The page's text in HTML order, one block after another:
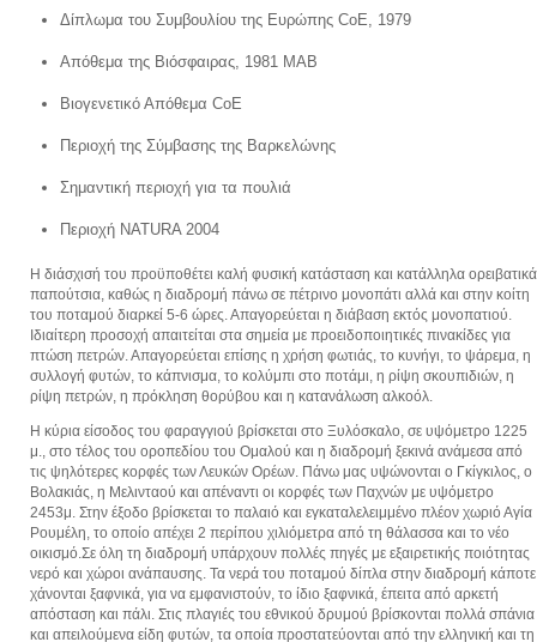
Δίπλωμα του Συμβουλίου της Ευρώπης CoE, 1979
Απόθεμα της Βιόσφαιρας, 1981 ΜΑΒ
Βιογενετικό Απόθεμα CoE
Περιοχή της Σύμβασης της Βαρκελώνης
Σημαντική περιοχή για τα πουλιά
Περιοχή NATURA 2004
Η διάσχισή του προϋποθέτει καλή φυσική κατάσταση και κατάλληλα ορειβατικά
παπούτσια, καθώς η διαδρομή πάνω σε πέτρινο μονοπάτι αλλά και στην κοίτη
του ποταμού διαρκεί 5-6 ώρες. Απαγορεύεται η διάβαση εκτός μονοπατιού.
Ιδιαίτερη προσοχή απαιτείται στα σημεία με προειδοποιητικές πινακίδες για
πτώση πετρών. Απαγορεύεται επίσης η χρήση φωτιάς, το κυνήγι, το ψάρεμα, η
συλλογή φυτών, το κάπνισμα, το κολύμπι στο ποτάμι, η ρίψη σκουπιδιών, η
ρίψη πετρών, η πρόκληση θορύβου και η κατανάλωση αλκοόλ.
Η κύρια είσοδος του φαραγγιού βρίσκεται στο Ξυλόσκαλο, σε υψόμετρο 1225
μ., στο τέλος του οροπεδίου του Ομαλού και η διαδρομή ξεκινά ανάμεσα από
τις ψηλότερες κορφές των Λευκών Ορέων. Πάνω μας υψώνονται ο Γκίγκιλος, ο
Βολακιάς, η Μελινταού και απέναντι οι κορφές των Παχνών με υψόμετρο
2453μ. Στην έξοδο βρίσκεται το παλαιό και εγκαταλελειμμένο πλέον χωριό Αγία
Ρουμέλη, το οποίο απέχει 2 περίπου χιλιόμετρα από τη θάλασσα και το νέο
οικισμό.Σε όλη τη διαδρομή υπάρχουν πολλές πηγές με εξαιρετικής ποιότητας
νερό και χώροι ανάπαυσης. Τα νερά του ποταμού δίπλα στην διαδρομή κάποτε
χάνονται ξαφνικά, για να εμφανιστούν, το ίδιο ξαφνικά, έπειτα από αρκετή
απόσταση και πάλι. Στις πλαγιές του εθνικού δρυμού βρίσκονται πολλά σπάνια
και απειλούμενα είδη φυτών, τα οποία προστατεύονται από την ελληνική και τη